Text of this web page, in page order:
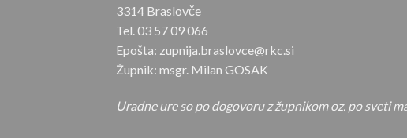
3314 Braslovče
Tel. 03 57 09 066
Epošta: zupnija.braslovce@rkc.si
Župnik: msgr. Milan GOSAK
Uradne ure so po dogovoru z župnikom oz. po sveti